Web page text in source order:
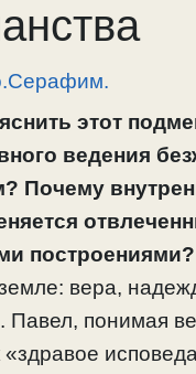
этот
ведения
Почему
построениями?
вера,
Павел, понимая
«здравое